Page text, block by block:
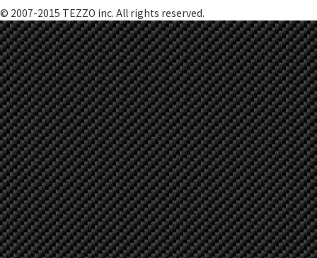
イ
ブ
© 2007-2015 TEZZO inc. All rights reserved.